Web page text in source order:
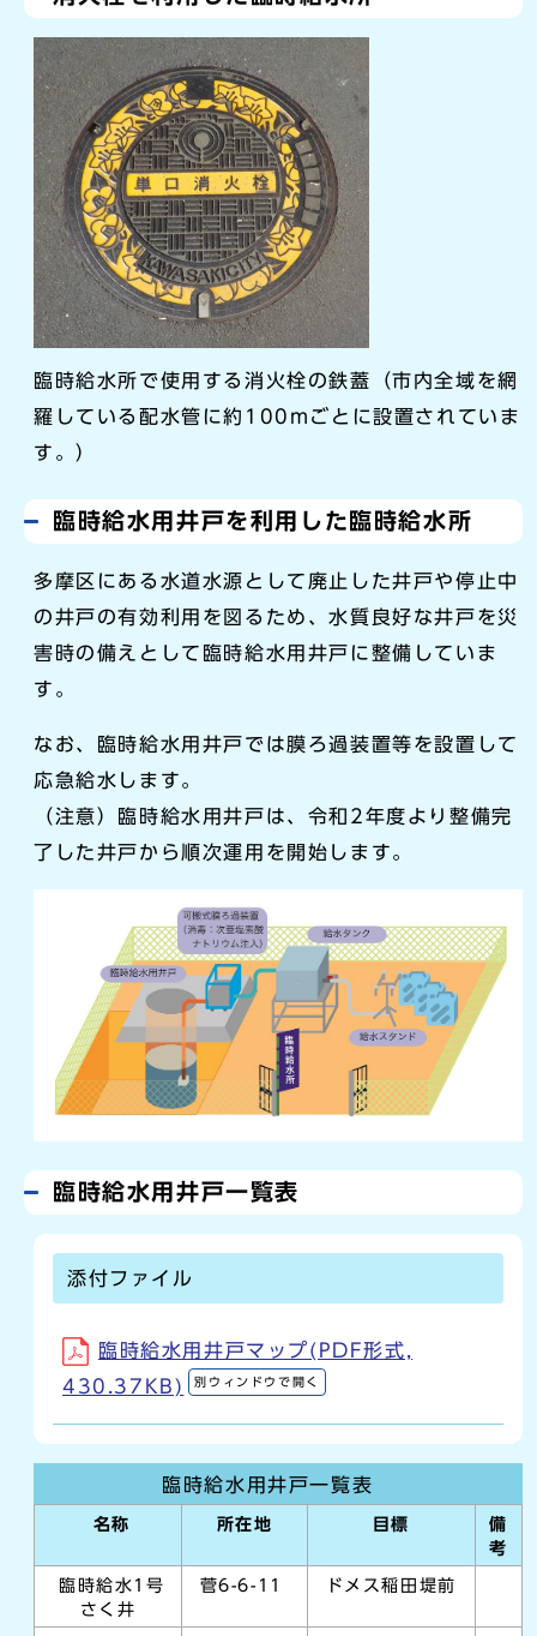
臨時給水所で使用する消火栓の鉄蓋（市内全域を網
羅している配水管に約100mごとに設置されていま
す。）
臨時給水用井戸を利用した臨時給水所
多摩区にある水道水源として廃止した井戸や停止中
の井戸の有効利用を図るため、水質良好な井戸を災
害時の備えとして臨時給水用井戸に整備していま
す。
なお、臨時給水用井戸では膜ろ過装置等を設置して
応急給水します。
（注意）臨時給水用井戸は、令和2年度より整備完
了した井戸から順次運用を開始します。
臨時給水用井戸一覧表
添付ファイル
臨時給水用井戸マップ(PDF形式,
430.37KB)
別ウィンドウで開く
臨時給水用井戸一覧表
名称 所在地 目標
備
考
臨時給水1号
さく井
菅6-6-11 ドメス稲田堤前